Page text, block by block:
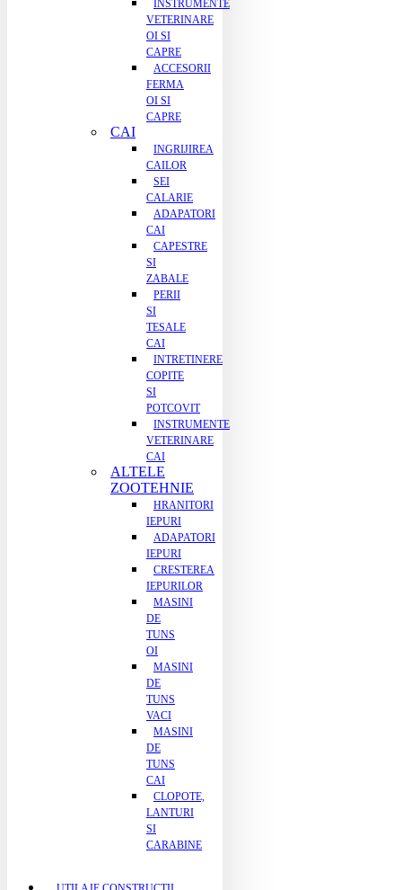
INSTRUMENTE
VETERINARE
OI SI
CAPRE
ACCESORII
FERMA
OI SI
CAPRE
CAI
INGRIJIREA
CAILOR
SEI
CALARIE
ADAPATORI
CAI
CAPESTRE
SI
ZABALE
PERII
SI
TESALE
CAI
INTRETINERE
COPITE
SI
POTCOVIT
INSTRUMENTE
VETERINARE
CAI
ALTELE
ZOOTEHNIE
HRANITORI
IEPURI
ADAPATORI
IEPURI
CRESTEREA
IEPURILOR
MASINI
DE
TUNS
OI
MASINI
DE
TUNS
VACI
MASINI
DE
TUNS
CAI
CLOPOTE,
LANTURI
SI
CARABINE